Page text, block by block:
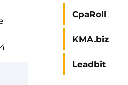
CpaRoll
KMA.biz
Leadbit